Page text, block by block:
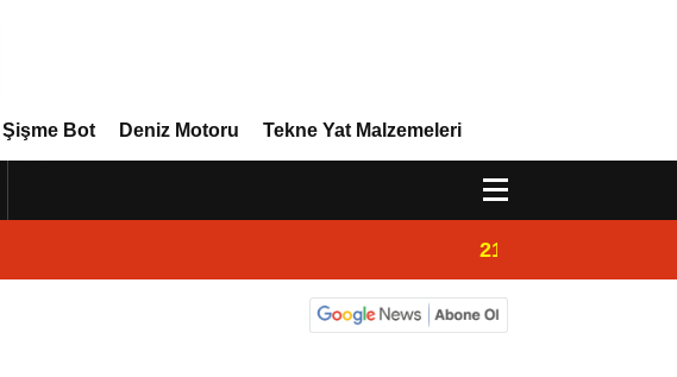
Şişme Bot Deniz Motoru Tekne Yat Malzemeleri
21:32